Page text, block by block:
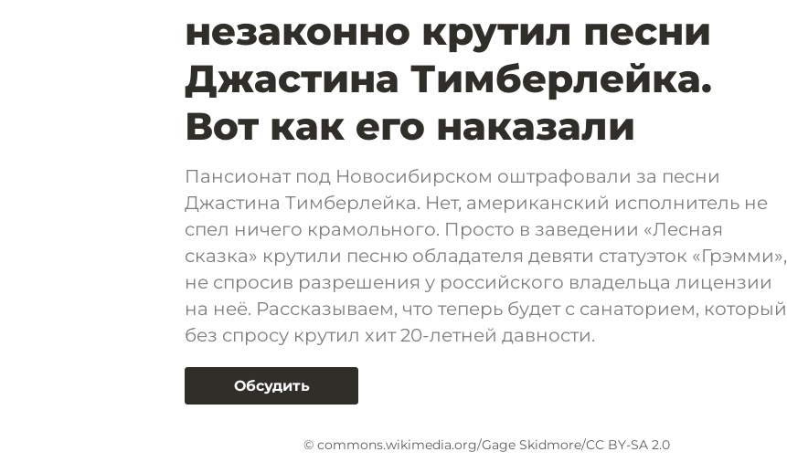
незаконно крутил песни
Джастина Тимберлейка.
Вот как его наказали
Пансионат под Новосибирском оштрафовали за песни
Джастина Тимберлейка. Нет, американский исполнитель не
спел ничего крамольного. Просто в заведении «Лесная
сказка» крутили песню обладателя девяти статуэток «Грэмми»,
не спросив разрешения у российского владельца лицензии
на неё. Рассказываем, что теперь будет с санаторием, который
без спросу крутил хит 20-летней давности.
Обсудить
© commons.wikimedia.org/Gage Skidmore/CC BY-SA 2.0